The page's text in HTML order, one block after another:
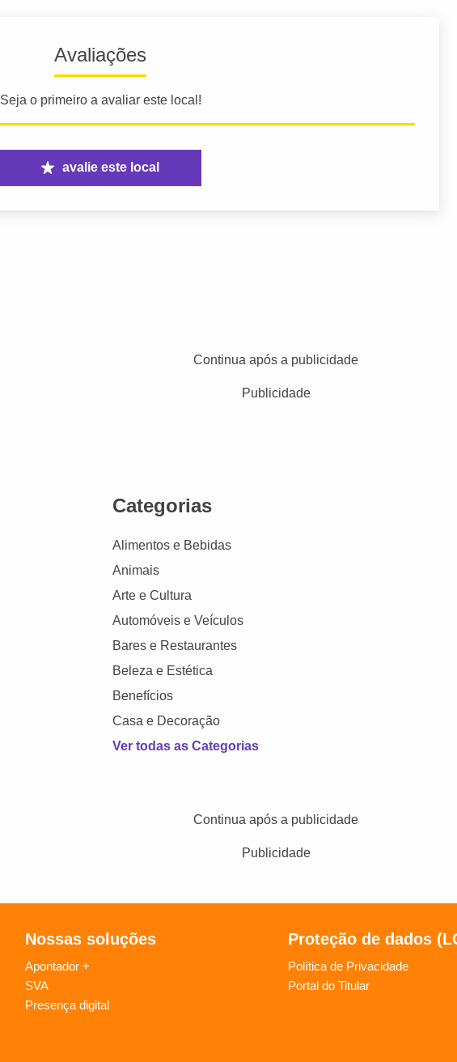
Avaliações
Seja o primeiro a avaliar este local!
avalie este local
Continua após a publicidade
Publicidade
Categorias
Alimentos e Bebidas
Animais
Arte e Cultura
Automóveis e Veículos
Bares e Restaurantes
Beleza e Estética
Benefícios
Casa e Decoração
Ver todas as Categorias
Continua após a publicidade
Publicidade
Nossas soluções
Apontador +
SVA
Presença digital
Proteção de dados
Política de Privacidade
Portal do Titular